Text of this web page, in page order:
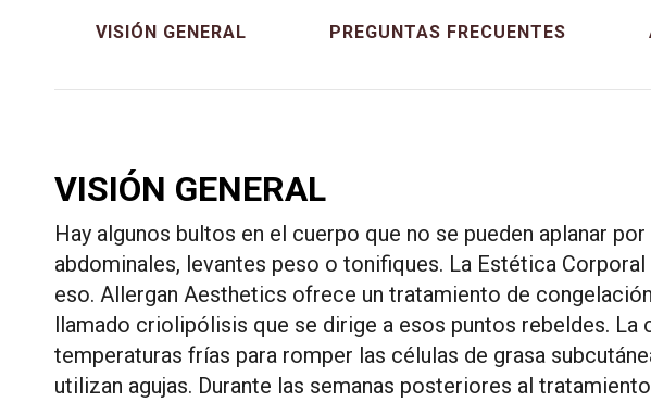
VISIÓN GENERAL PREGUNTAS FRECUENTES
VISIÓN GENERAL
Hay algunos bultos en el cuerpo que no se pueden aplanar
abdominales, levantes peso o tonifiques. La Estética
eso. Allergan Aesthetics ofrece un tratamiento de
llamado criolipólisis que se dirige a esos puntos rebeldes.
temperaturas frías para romper las células de grasa
utilizan agujas. Durante las semanas posteriores al